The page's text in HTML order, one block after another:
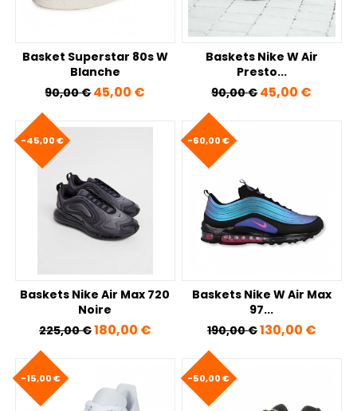
Basket Superstar 80s W
Blanche
Prix de base
90,00 €Prix
45,00 €
Baskets Nike W Air
Presto...
Prix de base
90,00 €Prix
45,00 €
Baskets Nike Air Max 720
Noire
Prix de base
225,00 €Prix
180,00 €
-45,00 €
Baskets Nike W Air Max
97...
Prix de base
190,00 €Prix
130,00 €
-60,00 €
-15,00 € -50,00 €